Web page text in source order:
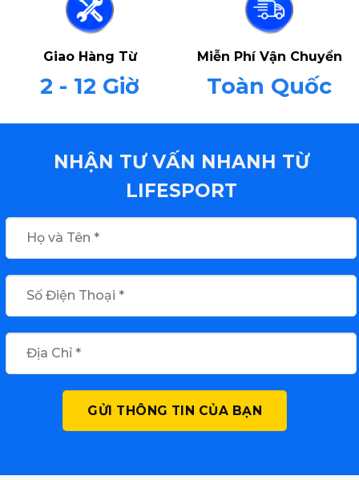
Giao Hàng Từ
2 - 12 Giờ
Miễn Phí Vận Chuyển
Toàn Quốc
NHẬN TƯ VẤN NHANH TỪ
LIFESPORT